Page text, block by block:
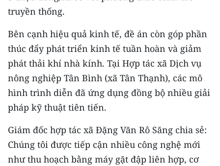
truyền thống.
Bên cạnh hiệu quả kinh tế, đề án còn góp phần
thúc đẩy phát triển kinh tế tuần hoàn và giảm
phát thải khí nhà kính. Tại Hợp tác xã Dịch vụ
nông nghiệp Tân Bình (xã Tân Thạnh), các mô
hình trình diễn đã ứng dụng đồng bộ nhiều giải
pháp kỹ thuật tiên tiến.
Giám đốc hợp tác xã Đặng Văn Rô Săng chia sẻ:
Chúng tôi được tiếp cận nhiều công nghệ mới
như thu hoạch bằng máy gặt đập liên hợp, cơ